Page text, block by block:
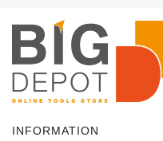
INFORMATION